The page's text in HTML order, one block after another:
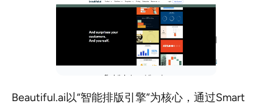
Beautiful.ai以“智能排版引擎”为核心，通过Smart